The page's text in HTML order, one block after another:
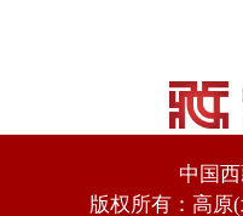
中国
版权所有：高原